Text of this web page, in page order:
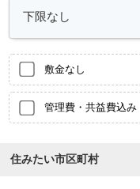
敷金なし
管理費・共益費込み
住みたい市区町村